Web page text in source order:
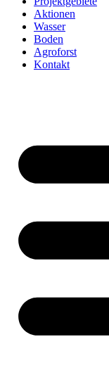
Aktionen
Wasser
Boden
Agroforst
Kontakt